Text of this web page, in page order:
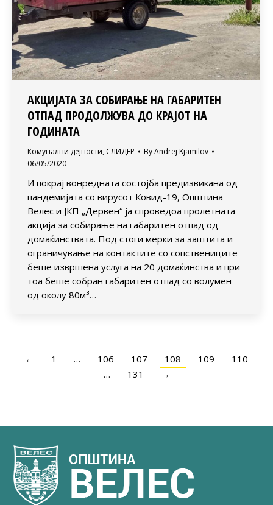
АКЦИЈАТА ЗА СОБИРАЊЕ НА ГАБАРИТЕН
ОТПАД ПРОДОЛЖУВА ДО КРАЈОТ НА
ГОДИНАТА
Комунални дејности, СЛИДЕР ByAndrej Kjamilov
06/05/2020
И покрај вонредната состојба предизвикана од
пандемијата со вирусот Ковид-19, Општина
Велес и ЈКП „Дервен“ ја спроведоа пролетната
акција за собирање на габаритен отпад од
домаќинствата. Под стоги мерки за заштита и
ограничување на контактите со сопствениците
беше извршена услуга на 20 домаќинства и при
тоа беше собран габаритен отпад со волумен
од околу 80м³…
← 1 … 106 107 108 109
110
…
131 →